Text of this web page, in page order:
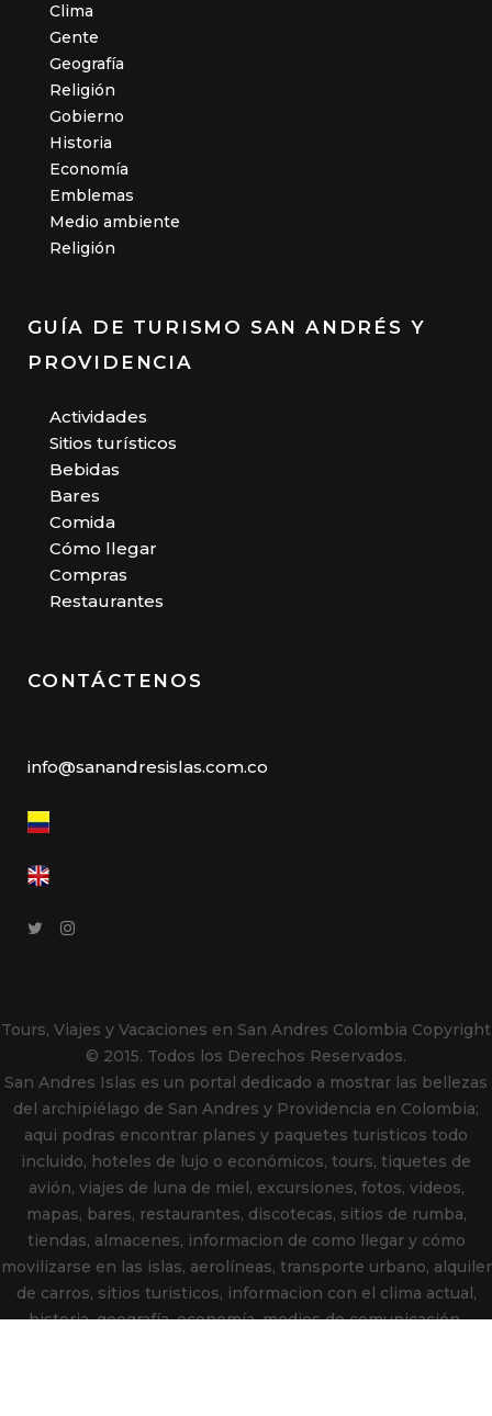
Clima
Gente
Geografía
Religión
Gobierno
Historia
Economía
Emblemas
Medio ambiente
Religión
GUÍA DE TURISMO SAN ANDRÉS Y
PROVIDENCIA
Actividades
Sitios turísticos
Bebidas
Bares
Comida
Cómo llegar
Compras
Restaurantes
CONTÁCTENOS
info@sanandresislas.com.co
Tours, Viajes y Vacaciones en San Andres Colombia Copyright
© 2015. Todos los Derechos Reservados.
San Andres Islas es un portal dedicado a mostrar las bellezas
del archipiélago de San Andres y Providencia en Colombia;
aqui podras encontrar planes y paquetes turisticos todo
incluido, hoteles de lujo o económicos, tours, tiquetes de
avión, viajes de luna de miel, excursiones, fotos, videos,
mapas, bares, restaurantes, discotecas, sitios de rumba,
tiendas, almacenes, informacion de como llegar y cómo
movilizarse en las islas, aerolíneas, transporte urbano, alquiler
de carros, sitios turisticos, informacion con el clima actual,
historia, geografía, economía, medios de comunicación,